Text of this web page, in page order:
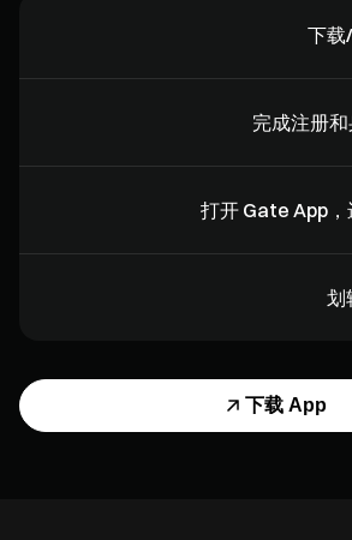
下载
完成注册
打开 Gate App，
划
下载 App